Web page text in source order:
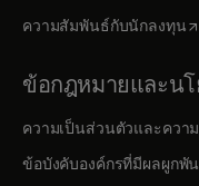
ความสัมพันธ์กับนักลงทุน
ข้อกฎหมายและน
ความเป็นส่วนตัวและควา
ข้อบังคับองค์กรที่มีผลผูกพั